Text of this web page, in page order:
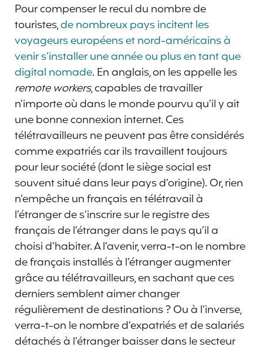
Pour compenser le recul du nombre de
touristes,de nombreux pays incitent les
voyageurs européens et nord-américains à
venir s’installer une année ou plus en tant que
digital nomade. En anglais, on les appelle les
remote workers, capables de travailler
n’importe où dans le monde pourvu qu’il y ait
une bonne connexion internet. Ces
télétravailleurs ne peuvent pas être considérés
comme expatriés car ils travaillent toujours
pour leur société (dont le siège social est
souvent situé dans leur pays d’origine). Or, rien
n’empêche un français en télétravail à
l’étranger de s’inscrire sur le registre des
français de l’étranger dans le pays qu’il a
choisi d’habiter. A l’avenir, verra-t-on le nombre
de français installés à l’étranger augmenter
grâce au télétravailleurs, en sachant que ces
derniers semblent aimer changer
régulièrement de destinations ? Ou à l’inverse,
verra-t-on le nombre d’expatriés et de salariés
détachés à l’étranger baisser dans le secteur